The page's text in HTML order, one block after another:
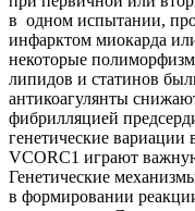
в одном испытании,
инфарктом миокарда
некоторые
липидов и статинов
антикоагулянты
фибрилляцией
генетические вариации
VCORC1 играют
Генетические
в формировании